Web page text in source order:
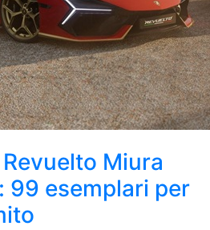
Miura
99 esemplari per